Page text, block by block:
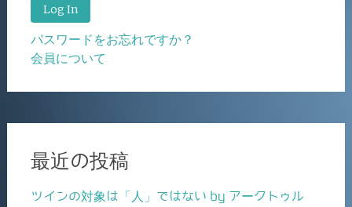
パスワードをお忘れですか？
会員について
最近の投稿
ツインの対象は「人」ではない by アークトゥル